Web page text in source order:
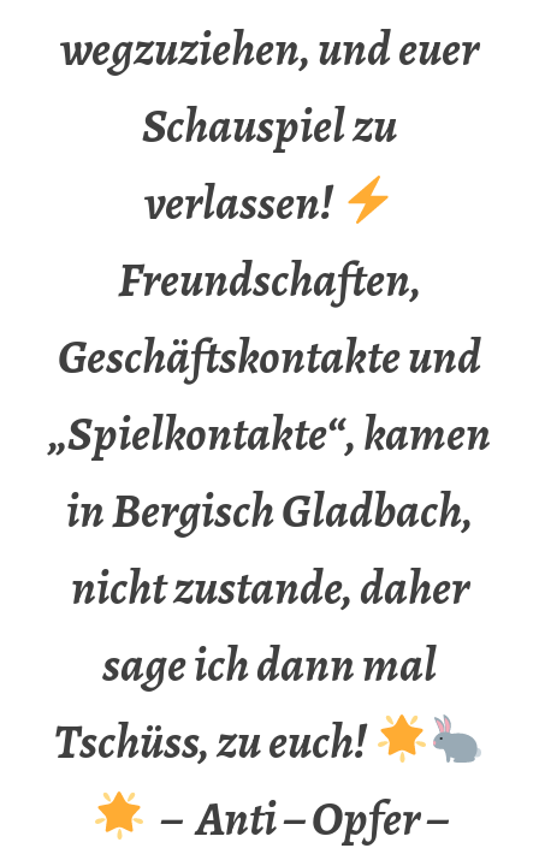
wegzuziehen, und euer
Schauspiel zu
verlassen!
Freundschaften,
Geschäftskontakte und
„Spielkontakte“, kamen
in Bergisch Gladbach,
nicht zustande, daher
sage ich dann mal
Tschüss, zu euch!
– Anti – Opfer –